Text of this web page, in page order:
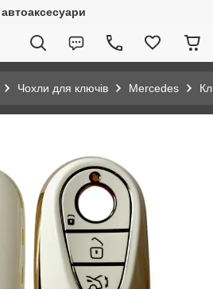
Чохли для ключів Mercedes